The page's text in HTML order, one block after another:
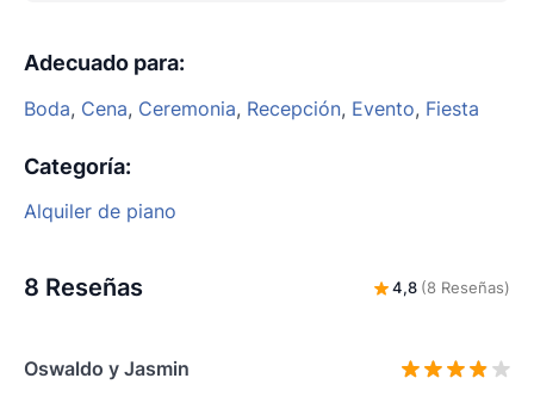
Adecuado para:
Boda, Cena, Ceremonia, Recepción, Evento, Fiesta
Categoría:
Alquiler de piano
8 Reseñas 4,8 (8 Reseñas)
Oswaldo y Jasmin